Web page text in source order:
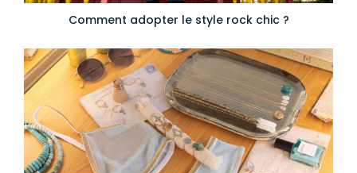
Comment adopter le style rock chic ?